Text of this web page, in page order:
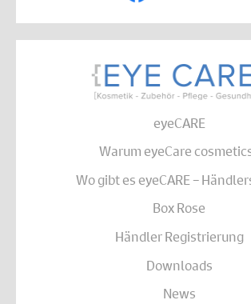
eyeCARE
Warum eyeCare
Wo gibt es eyeCARE –
Box Rose
Händler Registrierung
Downloads
News